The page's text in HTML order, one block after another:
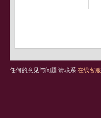
任何的意见与问题 请联系 在线客服